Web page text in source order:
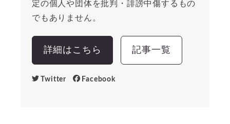
定の個人や団体を批判・誹謗中傷するもの
でもありません。
詳細はこちら 記事一覧
Twitter Facebook